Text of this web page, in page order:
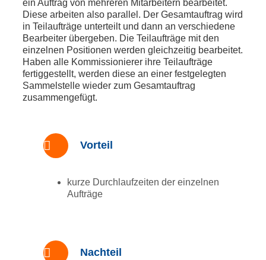
ein Auftrag von mehreren Mitarbeitern bearbeitet.
Diese arbeiten also parallel. Der Gesamtauftrag wird
in Teilaufträge unterteilt und dann an verschiedene
Bearbeiter übergeben. Die Teilaufträge mit den
einzelnen Positionen werden gleichzeitig bearbeitet.
Haben alle Kommissionierer ihre Teilaufträge
fertiggestellt, werden diese an einer festgelegten
Sammelstelle wieder zum Gesamtauftrag
zusammengefügt.
Vorteil
kurze Durchlaufzeiten der einzelnen
Aufträge
Nachteil